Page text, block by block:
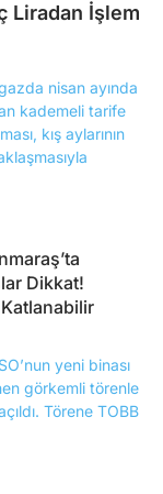
Liradan İşlem
Dikkat!